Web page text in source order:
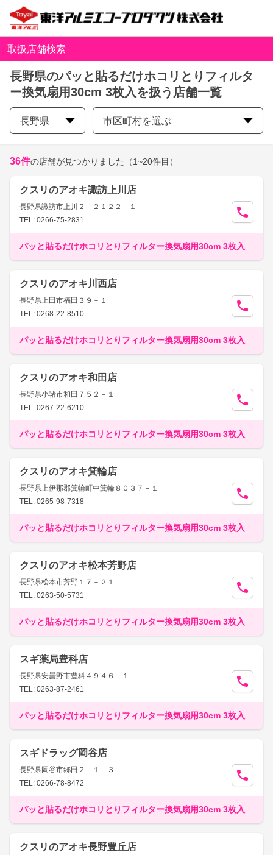
取扱店舗検索
長野県のパッと貼るだけホコリとりフィルタ
ー換気扇用30cm 3枚入を扱う店舗一覧
長野県 市区町村を選ぶ
36件の店舗が見つかりました （1~20件目）
クスリのアオキ諏訪上川店
長野県諏訪市上川２－２１２２－１
TEL: 0266-75-2831
パッと貼るだけホコリとりフィルター換気扇用30cm 3枚入
クスリのアオキ川西店
長野県上田市福田３９－１
TEL: 0268-22-8510
パッと貼るだけホコリとりフィルター換気扇用30cm 3枚入
クスリのアオキ和田店
長野県小諸市和田７５２－１
TEL: 0267-22-6210
パッと貼るだけホコリとりフィルター換気扇用30cm 3枚入
クスリのアオキ箕輪店
長野県上伊那郡箕輪町中箕輪８０３７－１
TEL: 0265-98-7318
パッと貼るだけホコリとりフィルター換気扇用30cm 3枚入
クスリのアオキ松本芳野店
長野県松本市芳野１７－２１
TEL: 0263-50-5731
パッと貼るだけホコリとりフィルター換気扇用30cm 3枚入
スギ薬局豊科店
長野県安曇野市豊科４９４６－１
TEL: 0263-87-2461
パッと貼るだけホコリとりフィルター換気扇用30cm 3枚入
スギドラッグ岡谷店
長野県岡谷市郷田２－１－３
TEL: 0266-78-8472
パッと貼るだけホコリとりフィルター換気扇用30cm 3枚入
クスリのアオキ長野豊丘店